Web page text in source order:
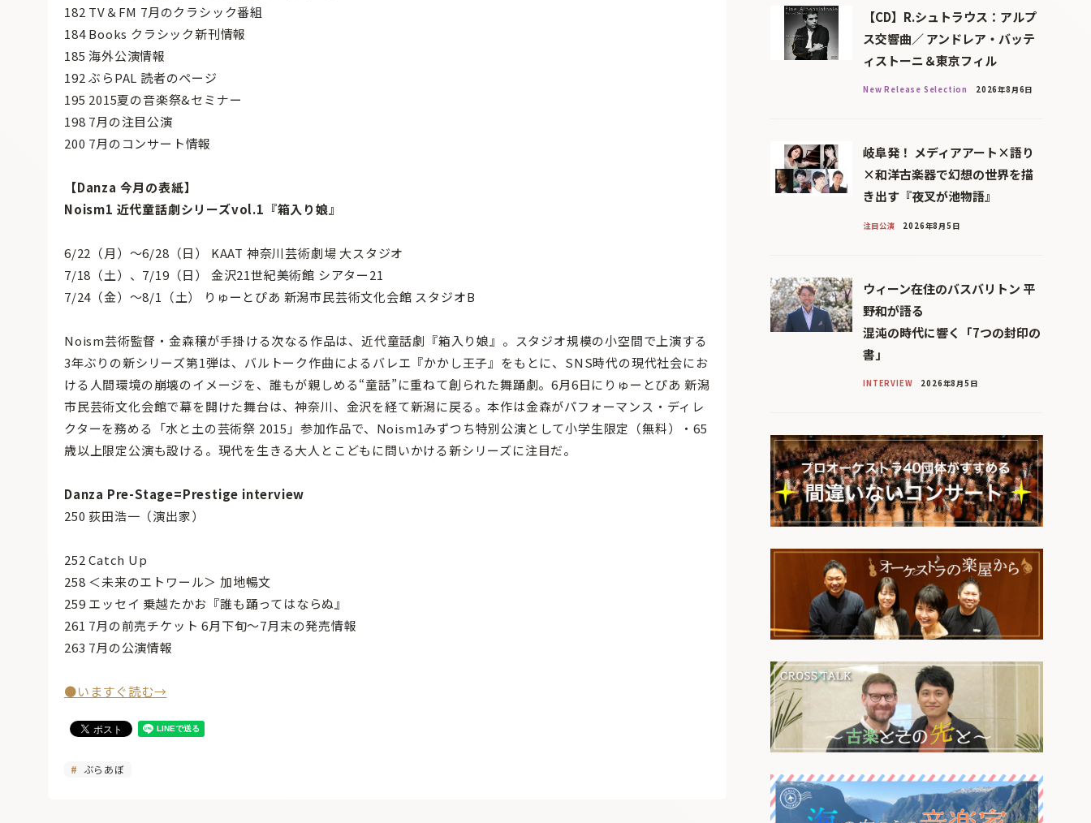
182 TV＆FM 7月のクラシック番組
184 Books クラシック新刊情報
185 海外公演情報
192 ぶらPAL 読者のページ
195 2015夏の音楽祭&セミナー
198 7月の注目公演
200 7月のコンサート情報
【Danza 今月の表紙】
Noism1 近代童話劇シリーズvol.1『箱入り娘』
6/22（月）〜6/28（日） KAAT 神奈川芸術劇場 大スタジオ
7/18（土）、7/19（日） 金沢21世紀美術館 シアター21
7/24（金）〜8/1（土） りゅーとぴあ 新潟市民芸術文化会館 スタジオB
Noism芸術監督・金森穣が手掛ける次なる作品は、近代童話劇『箱入り娘』。スタジオ規模の小空間で上演する
3年ぶりの新シリーズ第1弾は、バルトーク作曲によるバレエ『かかし王子』をもとに、SNS時代の現代社会にお
ける人間環境の崩壊のイメージを、誰もが親しめる“童話”に重ねて創られた舞踊劇。6月6日にりゅーとぴあ 新潟
市民芸術文化会館で幕を開けた舞台は、神奈川、金沢を経て新潟に戻る。本作は金森がパフォーマンス・ディレ
クターを務める「水と土の芸術祭 2015」参加作品で、Noism1みずつち特別公演として小学生限定（無料）・65
歳以上限定公演も設ける。現代を生きる大人とこどもに問いかける新シリーズに注目だ。
Danza Pre-Stage=Prestige interview
250 荻田浩一（演出家）
252 Catch Up
258 ＜未来のエトワール＞ 加地暢文
259 エッセイ 乗越たかお『誰も踊ってはならぬ』
261 7月の前売チケット 6月下旬～7月末の発売情報
263 7月の公演情報
●いますぐ読む→
ぶらあぼ
【CD】R.シュトラウス：アルプ
ス交響曲／ アンドレア・バッテ
ィストーニ＆東京フィル
New Release Selection 2026年8月6日
岐阜発！ メディアアート×語り
×和洋古楽器で幻想の世界を描
き出す『夜叉が池物語』
注目公演 2026年8月5日
ウィーン在住のバスバリトン 平
野和が語る
混沌の時代に響く「7つの封印の
書」
INTERVIEW 2026年8月5日